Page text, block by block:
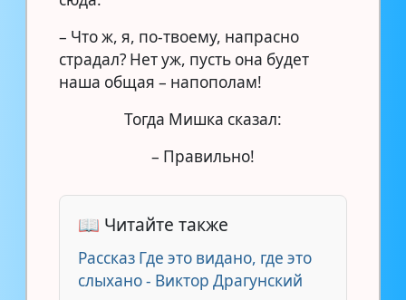
– Что ж, я, по-твоему, напрасно
страдал? Нет уж, пусть она будет
наша общая – напополам!
Тогда Мишка сказал:
– Правильно!
📖 Читайте также
Рассказ Где это видано, где это
слыхано - Виктор Драгунский